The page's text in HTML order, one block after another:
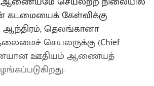
கடமையைக் கேள்விக்கு
ஆந்திரம், தெலங்கானா
செயலருக்கு (Chief
ஊதியம் ஆணையத்